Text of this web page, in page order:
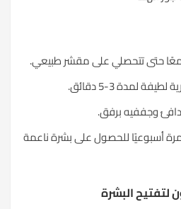
حتى تتحصلي على مقشر طبيعي.
لمدة 3-5 دقائق.
وجففيه برفق.
أسبوعيًا للحصول على بشرة ناعمة